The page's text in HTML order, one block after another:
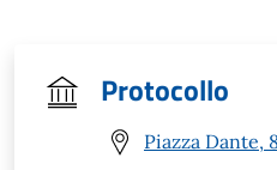
Protocollo
Piazza Dante,